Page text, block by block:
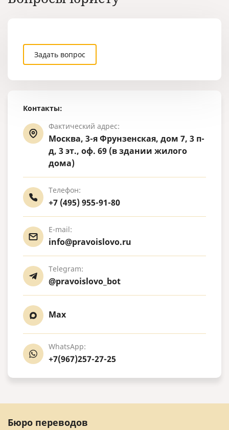
Контакты:
Фактический адрес:
Москва, 3-я Фрунзенская, дом 7, 3 п-
д, 3 эт., оф. 69 (в здании жилого
дома)
Телефон:
+7 (495) 955-91-80
E-mail:
info@pravoislovo.ru
Telegram:
@pravoislovo_bot
Max
WhatsApp:
+7(967)257-27-25
Задать вопрос
Бюро переводов